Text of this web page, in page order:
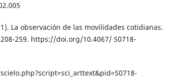
La observación de las movilidades cotidianas.
259. https://doi.org/10.4067/ S0718-